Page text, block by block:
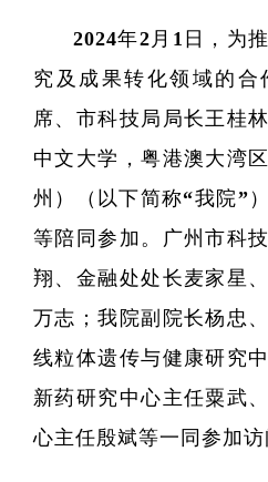
2024年2月1日，为
究及成果转化领域的合
席、市科技局局长王桂
中文大学，粤港澳大湾
州）（以下简称“我院”
等陪同参加。广州市科
翔、金融处处长麦家星
万志；我院副院长杨忠
线粒体遗传与健康研究
新药研究中心主任粟武
心主任殷斌等一同参加访